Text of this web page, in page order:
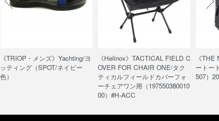
《TRIOP・メンズ》Yachting/ヨ
ッティング（SPOT/ネイビー
色）
《Helinox》TACTICAL FIELD C
OVER FOR CHAIR ONE/タク
ティカルフィールドカバーフォ
ーチェアワン用（197550380010
00）#H-ACC
《
ートー
507）